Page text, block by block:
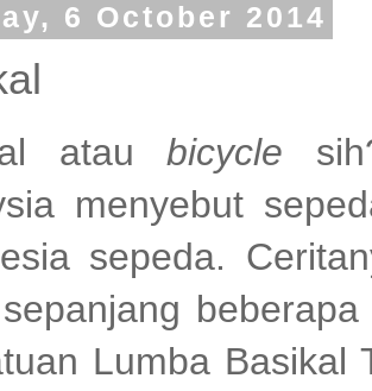
6 October 2014
atau bicycle
menyebut
sepeda.
Lumba Basikal